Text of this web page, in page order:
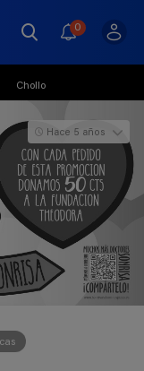
0
Chollo
Hace 5 años